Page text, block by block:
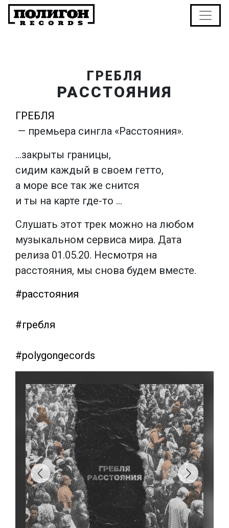
ГРЕБЛЯ
РАССТОЯНИЯ
ГРЕБЛЯ
— премьера сингла «Расстояния».
…закрыты границы,
сидим каждый в своем гетто,
а море все так же снится
и ты на карте где-то …
Слушать этот трек можно на любом
музыкальном сервиса мира. Дата
релиза 01.05.20. Несмотря на
расстояния, мы снова будем вместе.
#расстояния
#гребля
#polygongecords